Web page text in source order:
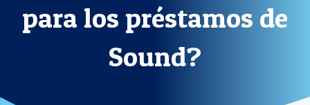
para los préstamos de
Sound?